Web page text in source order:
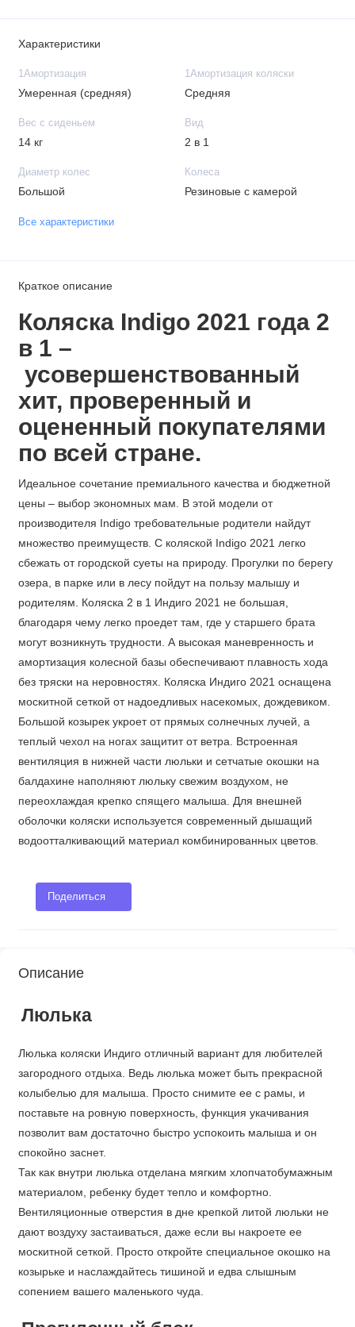
Характеристики
1Амортизация
Умеренная (средняя)
1Амортизация коляски
Средняя
Вес с сиденьем
14 кг
Вид
2 в 1
Диаметр колес
Большой
Колеса
Резиновые с камерой
Все характеристики
Краткое описание
Коляска Indigo 2021 года 2
в 1 –
усовершенствованный
хит, проверенный и
оцененный покупателями
по всей стране.
Идеальное сочетание премиального качества и бюджетной
цены – выбор экономных мам. В этой модели от
производителя Indigo требовательные родители найдут
множество преимуществ. С коляской Indigo 2021 легко
сбежать от городской суеты на природу. Прогулки по берегу
озера, в парке или в лесу пойдут на пользу малышу и
родителям. Коляска 2 в 1 Индиго 2021 не большая,
благодаря чему легко проедет там, где у старшего брата
могут возникнуть трудности. А высокая маневренность и
амортизация колесной базы обеспечивают плавность хода
без тряски на неровностях. Коляска Индиго 2021 оснащена
москитной сеткой от надоедливых насекомых, дождевиком.
Большой козырек укроет от прямых солнечных лучей, а
теплый чехол на ногах защитит от ветра. Встроенная
вентиляция в нижней части люльки и сетчатые окошки на
балдахине наполняют люльку свежим воздухом, не
переохлаждая крепко спящего малыша. Для внешней
оболочки коляски используется современный дышащий
водоотталкивающий материал комбинированных цветов.
Поделиться
Описание
Люлька
Люлька коляски Индиго отличный вариант для любителей
загородного отдыха. Ведь люлька может быть прекрасной
колыбелью для малыша. Просто снимите ее с рамы, и
поставьте на ровную поверхность, функция укачивания
позволит вам достаточно быстро успокоить малыша и он
спокойно заснет.
Так как внутри люлька отделана мягким хлопчатобумажным
материалом, ребенку будет тепло и комфортно.
Вентиляционные отверстия в дне крепкой литой люльки не
дают воздуху застаиваться, даже если вы накроете ее
москитной сеткой. Просто откройте специальное окошко на
козырьке и наслаждайтесь тишиной и едва слышным
сопением вашего маленького чуда.